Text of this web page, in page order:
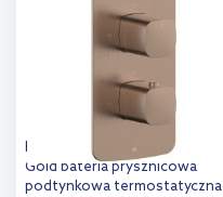
porównania
KFA Armatura Malaga Rose
Gold bateria prysznicowa
podtynkowa termostatyczna